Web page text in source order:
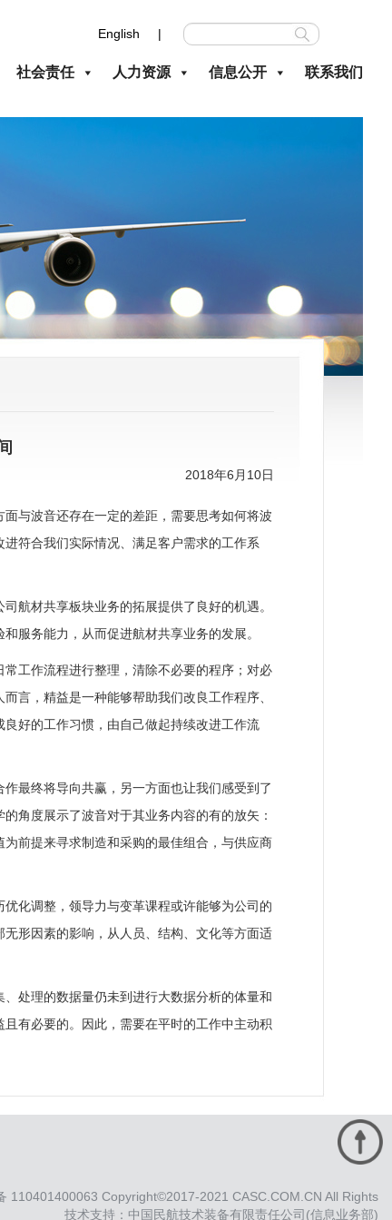
English |
社会责任 人力资源 信息公开 联系我们
2018年6月10日
与波音还存在一定的差距，需要思考如何将波
符合我们实际情况、满足客户需求的工作系
航材共享板块业务的拓展提供了良好的机遇。
服务能力，从而促进航材共享业务的发展。
工作流程进行整理，清除不必要的程序；对必
言，精益是一种能够帮助我们改良工作程序、
好的工作习惯，由自己做起持续改进工作流
最终将导向共赢，另一方面也让我们感受到了
角度展示了波音对于其业务内容的有的放矢：
前提来寻求制造和采购的最佳组合，与供应商
化调整，领导力与变革课程或许能够为公司的
形因素的影响，从人员、结构、文化等方面适
处理的数据量仍未到进行大数据分析的体量和
有必要的。因此，需要在平时的工作中主动积
110401400063 Copyright©2017-2021 CASC.COM.CN All Rights
技术支持：中国民航技术装备有限责任公司(信息业务部)